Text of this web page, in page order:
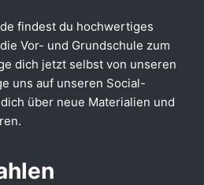
findest du hochwertiges
Vor- und Grundschule zum
dich jetzt selbst von unseren
uns auf unseren Social-
über neue Materialien und